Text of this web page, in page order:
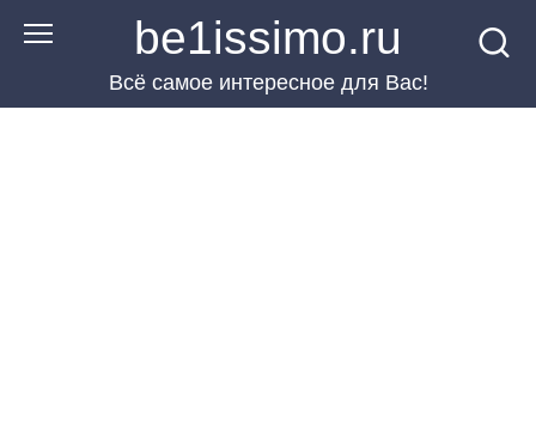
Перейти
be1issimo.ru
Всё самое интересное для Вас!